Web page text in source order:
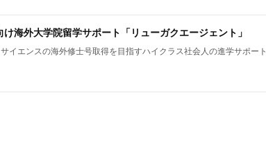
海外大学院留学サポート「リューガクエージェント」
イエンスの海外修士号取得を目指すハイクラス社会人の進学サポート